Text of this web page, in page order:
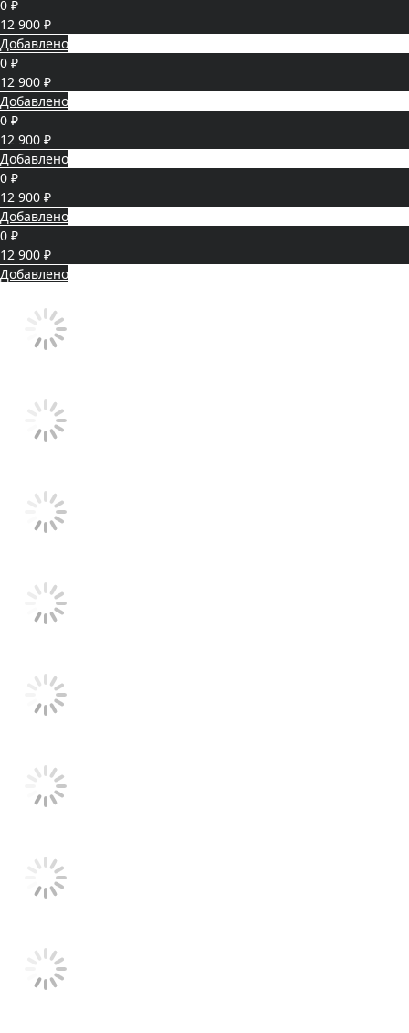
0 ₽
12 900 ₽
Добавлено
0 ₽
12 900 ₽
Добавлено
0 ₽
12 900 ₽
Добавлено
0 ₽
12 900 ₽
Добавлено
0 ₽
12 900 ₽
Добавлено